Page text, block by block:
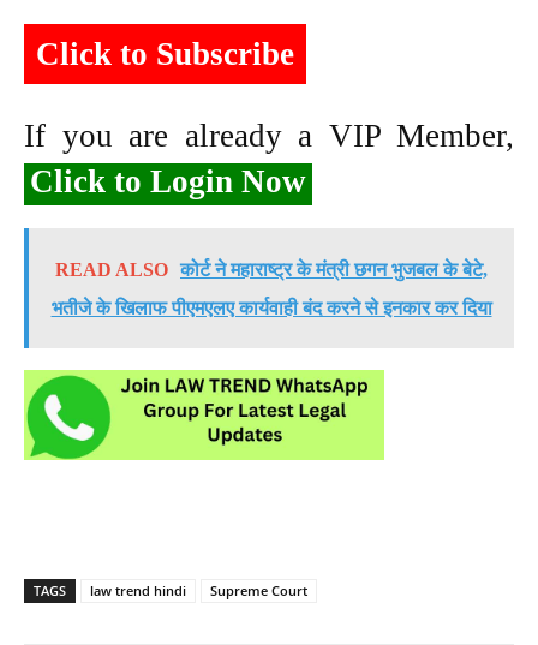
Click to Subscribe
If you are already a VIP Member,
Click to Login Now
READ ALSO कोर्ट ने महाराष्ट्र के मंत्री छगन भुजबल के बेटे,
भतीजे के खिलाफ पीएमएलए कार्यवाही बंद करने से इनकार कर दिया
TAGS law trend hindi Supreme Court